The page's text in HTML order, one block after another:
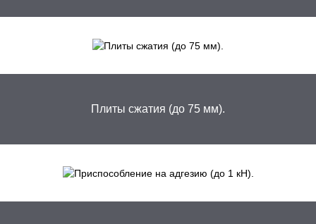
Плиты сжатия (до 75 мм).